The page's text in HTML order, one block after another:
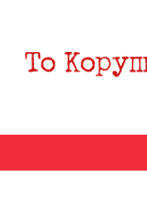
содержанию